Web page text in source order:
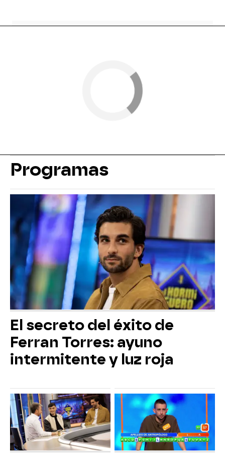
Programas
El secreto del éxito de
Ferran Torres: ayuno
intermitente y luz roja